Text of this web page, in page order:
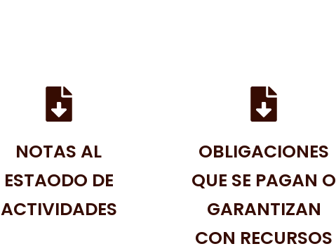
NOTAS AL
ESTAODO DE
ACTIVIDADES
OBLIGACIONES
QUE SE PAGAN O
GARANTIZAN
CON RECURSOS